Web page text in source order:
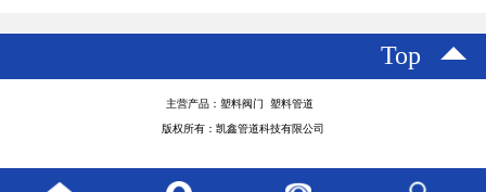
Top
主营产品：塑料阀门 塑料管道
版权所有：凯鑫管道科技有限公司